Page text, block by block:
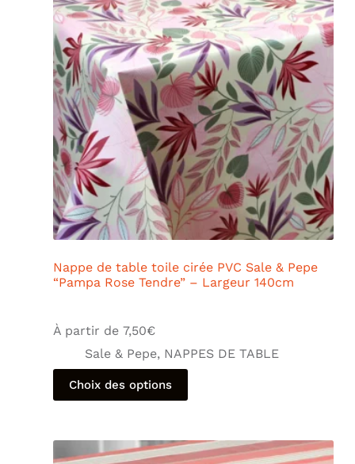
Nappe de table toile cirée PVC Sale & Pepe
“Pampa Rose Tendre” – Largeur 140cm
À partir de 7,50€
Sale & Pepe, NAPPES DE TABLE
Choix des options